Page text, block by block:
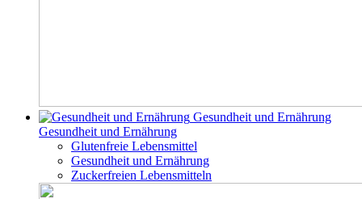
Gesundheit und Ernährung
Gesundheit und Ernährung
Glutenfreie Lebensmittel
Gesundheit und Ernährung
Zuckerfreien Lebensmitteln